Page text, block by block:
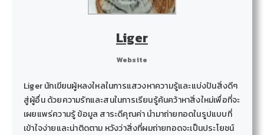
Liger
Website
Liger นักเขียนผู้หลงใหลในการแสวงหาความรู้และแบ่งปันสิ่งดีๆ
สู่ผู้อื่น ด้วยความรักและสนในการเรียนรู้ค้นคว้าหาสิ่งใหม่เพื่อที่จะ
เผยแพร่ความรู้ ข้อมูล สาระดีคุณค่า นำมาถ่ายทอดในรูปแบบที่
เข้าใจง่ายและน่าติดตาม หวังว่าสิ่งที่ผมถ่ายทอดจะเป็นประโยชน์